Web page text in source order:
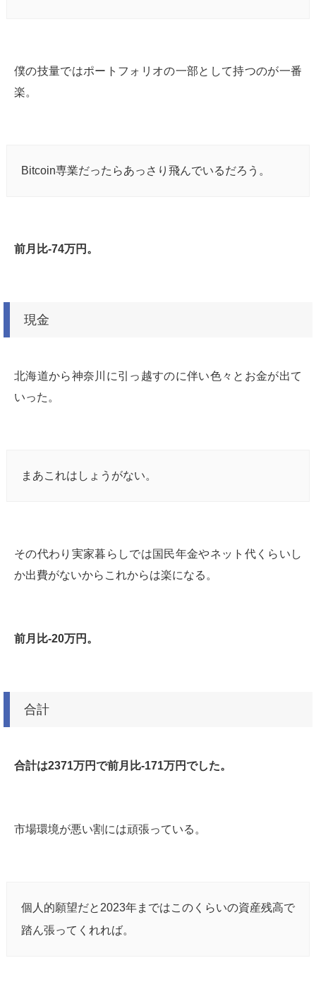
僕の技量ではポートフォリオの一部として持つのが一番
楽。
Bitcoin専業だったらあっさり飛んでいるだろう。
前月比-74万円。
現金
北海道から神奈川に引っ越すのに伴い色々とお金が出て
いった。
まあこれはしょうがない。
その代わり実家暮らしでは国民年金やネット代くらいし
か出費がないからこれからは楽になる。
前月比-20万円。
合計
合計は2371万円で前月比-171万円でした。
市場環境が悪い割には頑張っている。
個人的願望だと2023年まではこのくらいの資産残高で
踏ん張ってくれれば。